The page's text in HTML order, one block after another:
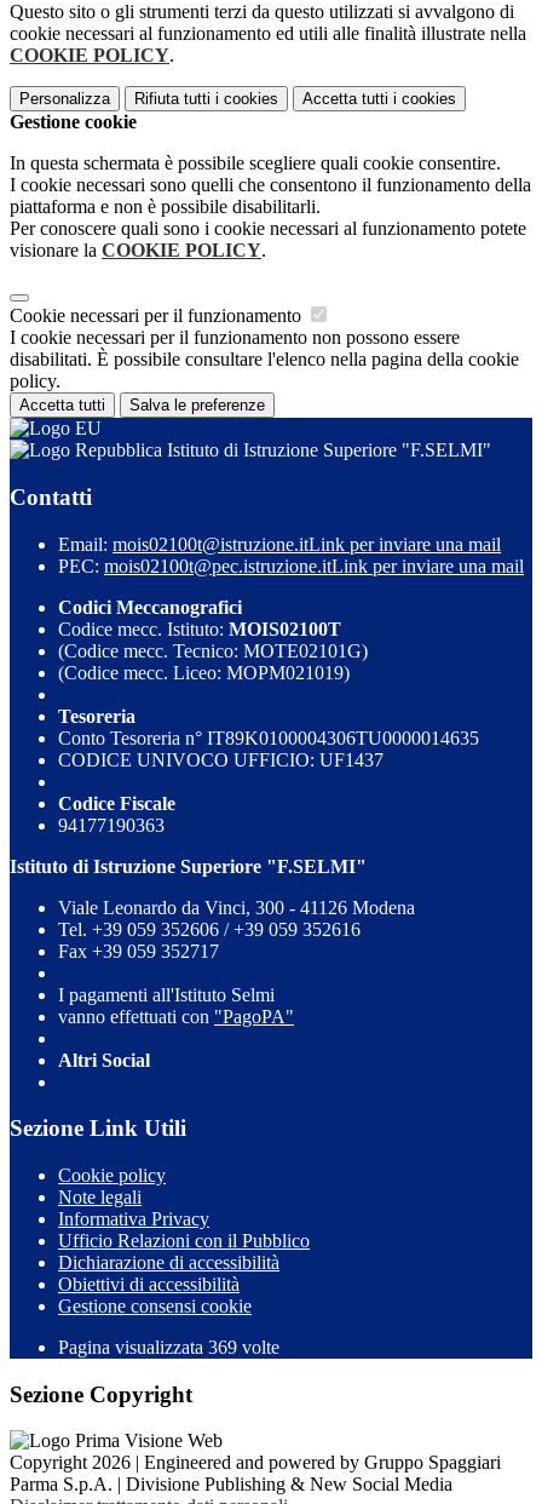
Questo sito o gli strumenti terzi da questo utilizzati si avvalgono di
cookie necessari al funzionamento ed utili alle finalità illustrate nella
COOKIE POLICY.
Personalizza Rifiuta tutti i cookies Accetta tutti i cookies
Gestione cookie
In questa schermata è possibile scegliere quali cookie consentire.
I cookie necessari sono quelli che consentono il funzionamento della
piattaforma e non è possibile disabilitarli.
Per conoscere quali sono i cookie necessari al funzionamento potete
visionare la COOKIE POLICY.
Cookie necessari per il funzionamento
I cookie necessari per il funzionamento non possono essere
disabilitati. È possibile consultare l'elenco nella pagina della cookie
policy.
Accetta tutti Salva le preferenze
Istituto di Istruzione Superiore "F.SELMI"
Contatti
Email: mois02100t@istruzione.itLink per inviare una mail
PEC: mois02100t@pec.istruzione.itLink per inviare una mail
Codici Meccanografici
Codice mecc. Istituto: MOIS02100T
(Codice mecc. Tecnico: MOTE02101G)
(Codice mecc. Liceo: MOPM021019)
Tesoreria
Conto Tesoreria n° IT89K0100004306TU0000014635
CODICE UNIVOCO UFFICIO: UF1437
Codice Fiscale
94177190363
Istituto di Istruzione Superiore "F.SELMI"
Viale Leonardo da Vinci, 300 - 41126 Modena
Tel. +39 059 352606 / +39 059 352616
Fax +39 059 352717
I pagamenti all'Istituto Selmi
vanno effettuati con "PagoPA"
Altri Social
Sezione Link Utili
Cookie policy
Note legali
Informativa Privacy
Ufficio Relazioni con il Pubblico
Dichiarazione di accessibilità
Obiettivi di accessibilità
Gestione consensi cookie
Pagina visualizzata 369 volte
Sezione Copyright
Copyright 2026 | Engineered and powered by Gruppo Spaggiari
Parma S.p.A. | Divisione Publishing & New Social Media